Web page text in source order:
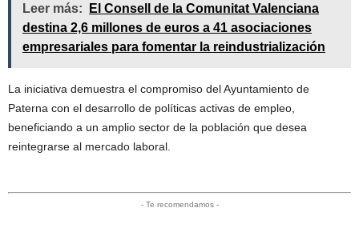
Leer más:
El Consell de la Comunitat Valenciana
destina 2,6 millones de euros a 41 asociaciones
empresariales para fomentar la reindustrialización
La iniciativa demuestra el compromiso del Ayuntamiento de
Paterna con el desarrollo de políticas activas de empleo,
beneficiando a un amplio sector de la población que desea
reintegrarse al mercado laboral.
- Te recomendamos -